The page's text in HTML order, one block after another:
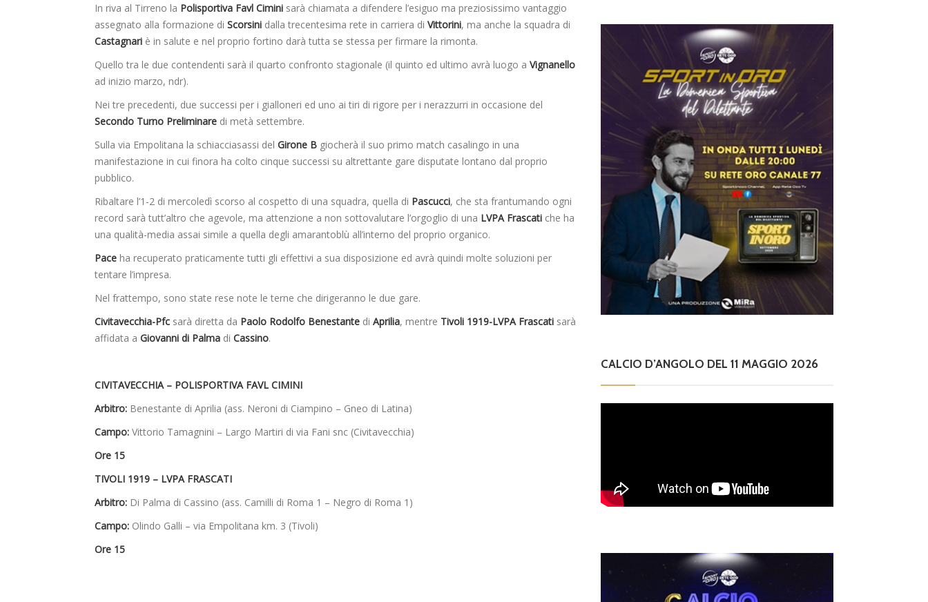
In riva al Tirreno la Polisportiva Favl Cimini sarà chiamata a difendere l’esiguo ma preziosissimo vantaggio
assegnato alla formazione di Scorsini dalla trecentesima rete in carriera di Vittorini, ma anche la squadra di
Castagnari è in salute e nel proprio fortino darà tutta se stessa per firmare la rimonta.
Quello tra le due contendenti sarà il quarto confronto stagionale (il quinto ed ultimo avrà luogo a Vignanello
ad inizio marzo, ndr).
Nei tre precedenti, due successi per i gialloneri ed uno ai tiri di rigore per i nerazzurri in occasione del
Secondo Turno Preliminare di metà settembre.
Sulla via Empolitana la schiacciasassi del Girone B giocherà il suo primo match casalingo in una
manifestazione in cui finora ha colto cinque successi su altrettante gare disputate lontano dal proprio
pubblico.
Ribaltare l’1-2 di mercoledì scorso al cospetto di una squadra, quella di Pascucci, che sta frantumando ogni
record sarà tutt’altro che agevole, ma attenzione a non sottovalutare l’orgoglio di una LVPA Frascati che ha
una qualità-media assai simile a quella degli amarantoblù all’interno del proprio organico.
Pace ha recuperato praticamente tutti gli effettivi a sua disposizione ed avrà quindi molte soluzioni per
tentare l’impresa.
Nel frattempo, sono state rese note le terne che dirigeranno le due gare.
Civitavecchia-Pfc sarà diretta da Paolo Rodolfo Benestante di Aprilia, mentre Tivoli 1919-LVPA Frascati sarà
affidata a Giovanni di Palma di Cassino.
CIVITAVECCHIA – POLISPORTIVA FAVL CIMINI
Arbitro: Benestante di Aprilia (ass. Neroni di Ciampino – Gneo di Latina)
Campo: Vittorio Tamagnini – Largo Martiri di via Fani snc (Civitavecchia)
Ore 15
TIVOLI 1919 – LVPA FRASCATI
Arbitro: Di Palma di Cassino (ass. Camilli di Roma 1 – Negro di Roma 1)
Campo: Olindo Galli – via Empolitana km. 3 (Tivoli)
Ore 15
CALCIO D’ANGOLO DEL 11 MAGGIO 2026